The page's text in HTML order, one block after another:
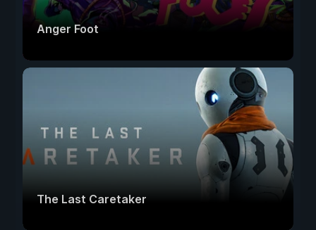
Anger Foot
The Last Caretaker